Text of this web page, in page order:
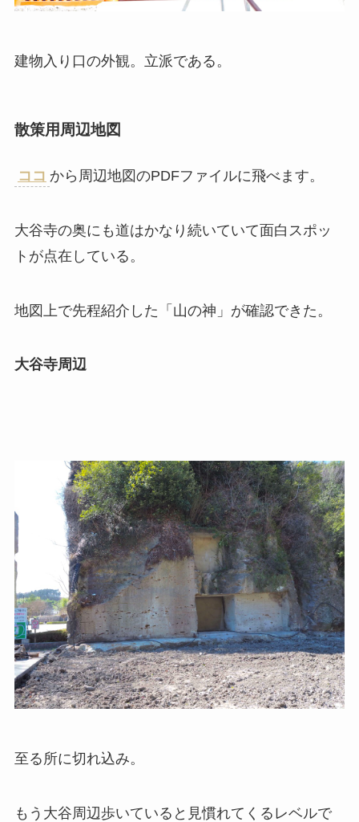
建物入り口の外観。立派である。
散策用周辺地図
ココ から周辺地図のPDFファイルに飛べます。
大谷寺の奥にも道はかなり続いていて面白スポッ
トが点在している。
地図上で先程紹介した「山の神」が確認できた。
大谷寺周辺
至る所に切れ込み。
もう大谷周辺歩いていると見慣れてくるレベルで